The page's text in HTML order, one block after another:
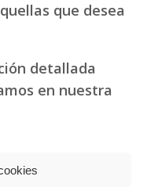
que desea
detallada
en nuestra